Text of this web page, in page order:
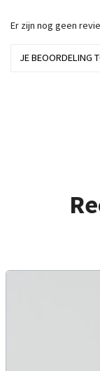
Er zijn nog geen
JE BEOORDELING